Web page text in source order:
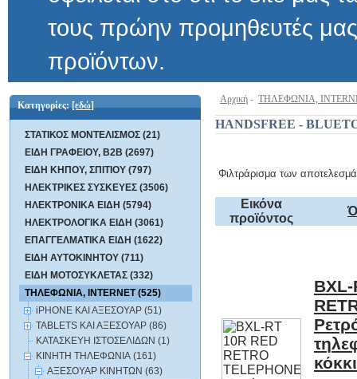
προϊόντων.
Κατηγορίες:[εδώ]
ΣΤΑΤΙΚΟΣ ΜΟΝΤΕΛΙΣΜΟΣ (21)
ΕΙΔΗ ΓΡΑΦΕΙΟΥ, B2B (2697)
ΕΙΔΗ ΚΗΠΟΥ, ΣΠΙΤΙΟΥ (797)
ΗΛΕΚΤΡΙΚΕΣ ΣΥΣΚΕΥΕΣ (3506)
ΗΛΕΚΤΡΟΝΙΚΑ ΕΙΔΗ (5794)
ΗΛΕΚΤΡΟΛΟΓΙΚΑ ΕΙΔΗ (3061)
ΕΠΑΓΓΕΛΜΑΤΙΚΑ ΕΙΔΗ (1622)
ΕΙΔΗ ΑΥΤΟΚΙΝΗΤΟΥ (711)
ΕΙΔΗ ΜΟΤΟΣΥΚΛΕΤΑΣ (332)
ΤΗΛΕΦΩΝΙΑ, INTERNET (525)
iPHONE ΚΑΙ ΑΞΕΣΟΥΑΡ (51)
TABLETS ΚΑΙ ΑΞΕΣΟΥΑΡ (86)
ΚΑΤΑΣΚΕΥΗ ΙΣΤΟΣΕΛΙΔΩΝ (1)
ΚΙΝΗΤΗ ΤΗΛΕΦΩΝΙΑ (161)
ΑΞΕΣΟΥΑΡ ΚΙΝΗΤΩΝ (63)
Αρχική - ΤΗΛΕΦΩΝΙΑ,
HANDSFREE -
Φιλτράρισμα των
Εικόνα
προϊόντος
BXL-